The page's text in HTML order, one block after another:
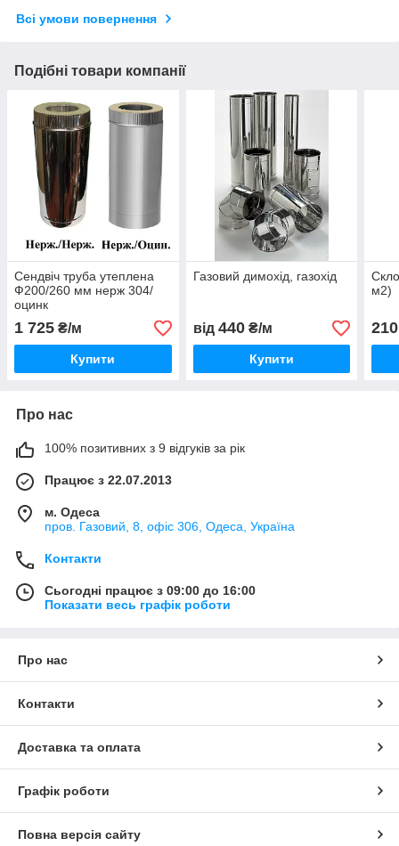
Всі умови повернення
Подібні товари компанії
Сендвіч труба утеплена
Ф200/260 мм нерж 304/
оцинк
1 725 ₴/м
Купити
Газовий димохід, газохід
від 440₴/м
Купити
м2)
210
Про нас
100% позитивних з 9 відгуків за рік
Працює з 22.07.2013
м. Одеса
пров. Газовий, 8, офіс 306, Одеса, Україна
Контакти
Сьогодні працює з 09:00 до 16:00
Показати весь графік роботи
Про нас
Контакти
Доставка та оплата
Графік роботи
Повна версія сайту